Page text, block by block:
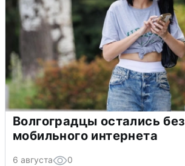
Волгоградцы остались без
мобильного интернета
6 августа 0